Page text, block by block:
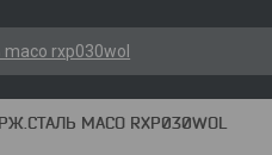
rxp030wol
MACO RXP030WOL